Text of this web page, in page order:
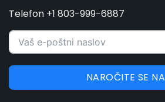
Telefon +1 803-999-6887
NAROČITE SE NA